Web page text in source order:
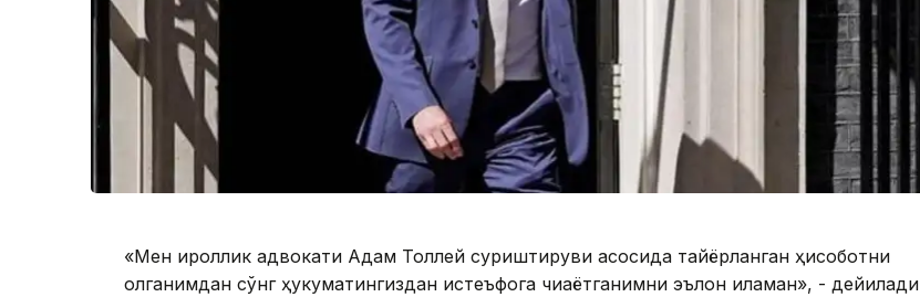
«Мен қироллик адвокати Адам Толлей суриштируви асосида тайёрланган ҳисоботни
олганимдан сўнг ҳукуматингиздан истеъфога чиқаётганимни эълон қиламан», - дейилади